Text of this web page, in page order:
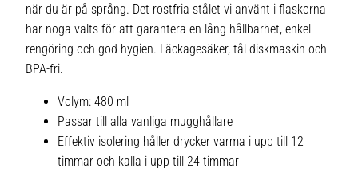
när du är på språng. Det rostfria stålet vi använt i flaskorna
har noga valts för att garantera en lång hållbarhet, enkel
rengöring och god hygien. Läckagesäker, tål diskmaskin och
BPA-fri.
Volym: 480 ml
Passar till alla vanliga mugghållare
Effektiv isolering håller drycker varma i upp till 12
timmar och kalla i upp till 24 timmar